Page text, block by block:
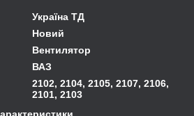
Україна ТД
Новий
Вентилятор
ВАЗ
2102, 2104, 2105, 2107, 2106,
2101, 2103